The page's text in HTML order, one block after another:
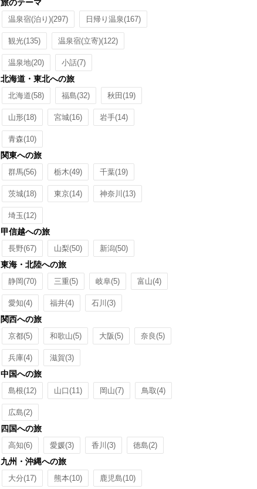
旅のテーマ
温泉宿(泊り)(297) 日帰り温泉(167)
観光(135) 温泉宿(立寄)(122)
温泉地(20) 小話(7)
北海道・東北への旅
北海道(58) 福島(32) 秋田 (19)
山形(18) 宮城(16) 岩手(14)
青森(10)
関東への旅
群馬(56) 栃木(49) 千葉(19)
茨城(18) 東京(14) 神奈川 (13)
埼玉(12)
甲信越への旅
長野(67) 山梨(50) 新潟(50)
東海・北陸への旅
静岡(70) 三重(5) 岐阜(5) 富山(4)
愛知(4) 福井(4) 石川 (3)
関西への旅
京都(5) 和歌山(5) 大阪(5) 奈良(5)
兵庫(4) 滋賀(3)
中国への旅
島根(12) 山口(11) 岡山(7) 鳥取(4)
広島(2)
四国への旅
高知(6) 愛媛(3) 香川 (3) 徳島(2)
九州・沖縄への旅
大分(17) 熊本(10) 鹿児島(10)